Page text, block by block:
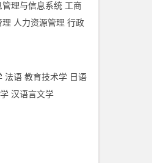
管理与信息系统 工商
理 人力资源管理 行政
法语 教育技术学 日语
汉语言文学